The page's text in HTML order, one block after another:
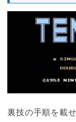
裏技の手順を載